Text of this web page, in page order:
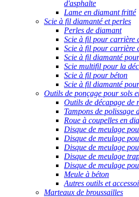
d'asphalte
Lame en diamant fritté
Scie à fil diamanté et perles
Perles de diamant
Scie à fil pour carrière
Scie à fil pour carrière
Scie à fil diamanté
Scie multifil pour la
Scie à fil pour béton
Scie à fil diamanté
Outils de ponçage pour sols
Outils de décapage de
Tampons de polissage
Roue à coupelles en
Disque de meulage
Disque de meulage
Disque de meulage
Disque de meulage
Disque de meulage
Meule à béton
Autres outils et
Marteaux de broussailles